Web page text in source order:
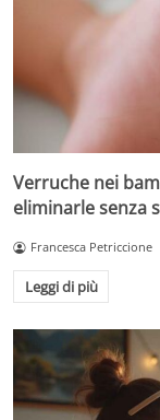
Verruche nei
eliminarle senza
Francesca Petriccione
Leggi di più